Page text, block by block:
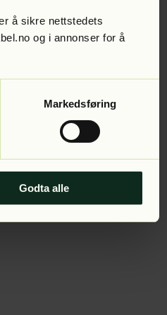
å sikre nettstedets
og i annonser for å
Markedsføring
Godta alle